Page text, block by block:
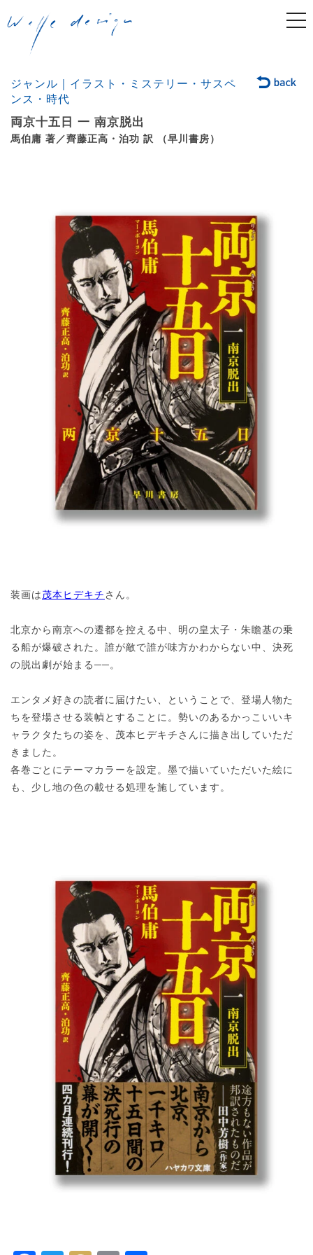
ジャンル｜イラスト・ミステリー・サスペ
ンス・時代
両京十五日 一 南京脱出
馬伯庸 著／齊藤正高・泊功 訳 （早川書房）
装画は茂本ヒデキチ さん。
北京から南京への遷都を控える中、明の皇太子・朱瞻基の乗
る船が爆破された。誰が敵で誰が味方かわからない中、決死
の脱出劇が始まる──。
エンタメ好きの読者に届けたい、ということで、登場人物た
ちを登場させる装幀とすることに。勢いのあるかっこいいキ
ャラクタたちの姿を、茂本ヒデキチさんに描き出していただ
きました。
各巻ごとにテーマカラーを設定。墨で描いていただいた絵に
も、少し地の色の載せる処理を施しています。